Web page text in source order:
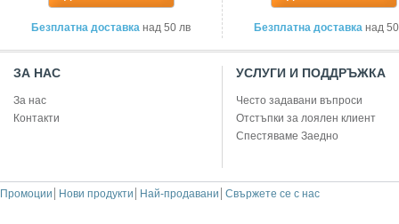
Безплатна доставка над 50 лв Безплатна доставка над
ЗА НАС
За нас
Контакти
УСЛУГИ И ПОДДРЪЖКА
Често задавани въпроси
Отстъпки за лоялен клиент
Спестяваме Заедно
Промоции Нови продукти Най-продавани Свържете се с нас